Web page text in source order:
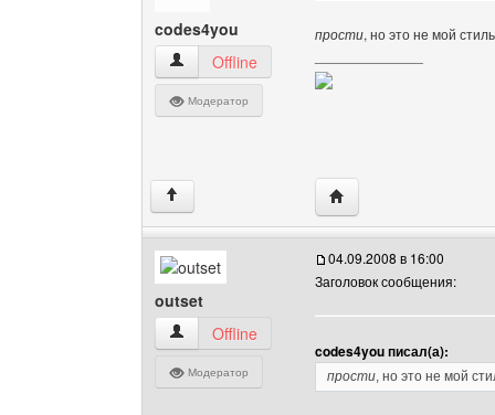
codes4you
codes4you Посмотреть профиль
Offline
Модератор
прости, но это не мой
↑ Посетить сайт
outset
outset Посмотреть профиль
Offline
Модератор
04.09.2008 в 16:00
Заголовок сообщения:
codes4you писал(а):
прости, но это не мой